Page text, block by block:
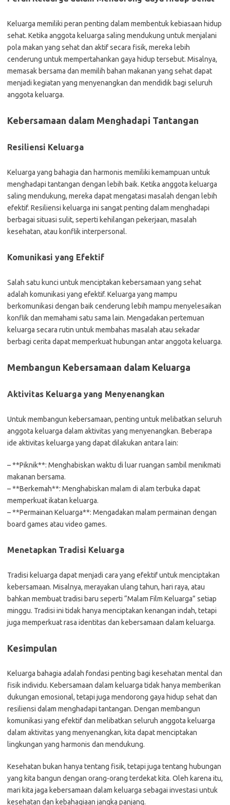
Keluarga memiliki peran penting dalam membentuk kebiasaan hidup
sehat. Ketika anggota keluarga saling mendukung untuk menjalani
pola makan yang sehat dan aktif secara fisik, mereka lebih
cenderung untuk mempertahankan gaya hidup tersebut. Misalnya,
memasak bersama dan memilih bahan makanan yang sehat dapat
menjadi kegiatan yang menyenangkan dan mendidik bagi seluruh
anggota keluarga.
Kebersamaan dalam Menghadapi Tantangan
Resiliensi Keluarga
Keluarga yang bahagia dan harmonis memiliki kemampuan untuk
menghadapi tantangan dengan lebih baik. Ketika anggota keluarga
saling mendukung, mereka dapat mengatasi masalah dengan lebih
efektif. Resiliensi keluarga ini sangat penting dalam menghadapi
berbagai situasi sulit, seperti kehilangan pekerjaan, masalah
kesehatan, atau konflik interpersonal.
Komunikasi yang Efektif
Salah satu kunci untuk menciptakan kebersamaan yang sehat
adalah komunikasi yang efektif. Keluarga yang mampu
berkomunikasi dengan baik cenderung lebih mampu menyelesaikan
konflik dan memahami satu sama lain. Mengadakan pertemuan
keluarga secara rutin untuk membahas masalah atau sekadar
berbagi cerita dapat memperkuat hubungan antar anggota keluarga.
Membangun Kebersamaan dalam Keluarga
Aktivitas Keluarga yang Menyenangkan
Untuk membangun kebersamaan, penting untuk melibatkan seluruh
anggota keluarga dalam aktivitas yang menyenangkan. Beberapa
ide aktivitas keluarga yang dapat dilakukan antara lain:
– **Piknik**: Menghabiskan waktu di luar ruangan sambil menikmati
makanan bersama.
– **Berkemah**: Menghabiskan malam di alam terbuka dapat
memperkuat ikatan keluarga.
– **Permainan Keluarga**: Mengadakan malam permainan dengan
board games atau video games.
Menetapkan Tradisi Keluarga
Tradisi keluarga dapat menjadi cara yang efektif untuk menciptakan
kebersamaan. Misalnya, merayakan ulang tahun, hari raya, atau
bahkan membuat tradisi baru seperti “Malam Film Keluarga” setiap
minggu. Tradisi ini tidak hanya menciptakan kenangan indah, tetapi
juga memperkuat rasa identitas dan kebersamaan dalam keluarga.
Kesimpulan
Keluarga bahagia adalah fondasi penting bagi kesehatan mental dan
fisik individu. Kebersamaan dalam keluarga tidak hanya memberikan
dukungan emosional, tetapi juga mendorong gaya hidup sehat dan
resiliensi dalam menghadapi tantangan. Dengan membangun
komunikasi yang efektif dan melibatkan seluruh anggota keluarga
dalam aktivitas yang menyenangkan, kita dapat menciptakan
lingkungan yang harmonis dan mendukung.
Kesehatan bukan hanya tentang fisik, tetapi juga tentang hubungan
yang kita bangun dengan orang-orang terdekat kita. Oleh karena itu,
mari kita jaga kebersamaan dalam keluarga sebagai investasi untuk
kesehatan dan kebahagiaan jangka panjang.